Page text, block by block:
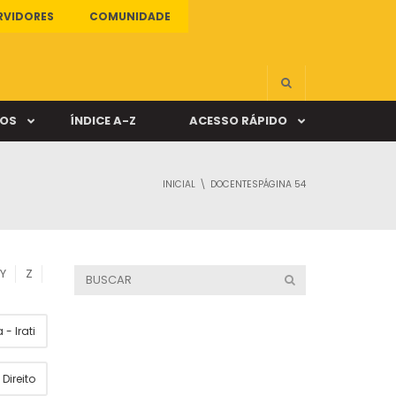
COMUNIDADE
ÍNDICE A-Z ACESSO RÁPIDO
INICIAL DOCENTESPÁGINA 54
Y Z
- Irati
Direito